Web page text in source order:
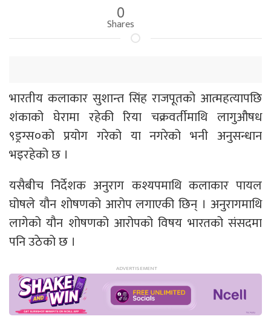
0
Shares
भारतीय कलाकार सुशान्त सिंह राजपूतको आत्महत्यापछि
शंकाको घेरामा रहेकी रिया चक्रवर्तीमाथि लागुऔषध
९ड्रग्स०को प्रयोग गरेको या नगरेको भनी अनुसन्धान
भइरहेको छ ।
यसैबीच निर्देशक अनुराग कश्यपमाथि कलाकार पायल
घोषले यौन शोषणको आरोप लगाएकी छिन् । अनुरागमाथि
लागेको यौन शोषणको आरोपको विषय भारतको संसदमा
पनि उठेको छ ।